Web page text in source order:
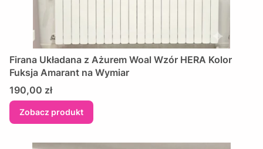
Firana Układana z Ażurem Woal Wzór HERA Kolor
Fuksja Amarant na Wymiar
Cena
190,00 zł
Zobacz produkt